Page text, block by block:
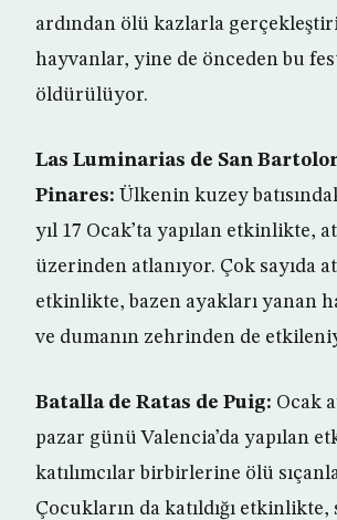
ardından ölü kazlarla
hayvanlar, yine de önceden bu
öldürülüyor.
Las Luminarias de San
Pinares: Ülkenin kuzey
yıl 17 Ocak’ta yapılan etkinlikte,
üzerinden atlanıyor. Çok sayıda
etkinlikte, bazen ayakları yanan
ve dumanın zehrinden de
Batalla de Ratas de Puig: Ocak
pazar günü Valencia’da yapılan
katılımcılar birbirlerine ölü
Çocukların da katıldığı etkinlikte,